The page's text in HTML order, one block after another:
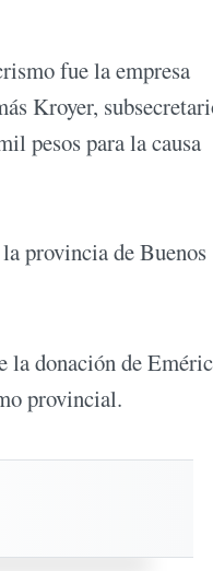
fue la empresa
Kroyer,
pesos para la causa
provincia de Buenos
la donación de
provincial.